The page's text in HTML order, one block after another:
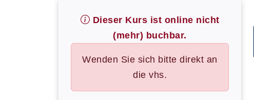
Dieser Kurs ist online nicht
(mehr) buchbar.
Wenden Sie sich bitte direkt an
die vhs.